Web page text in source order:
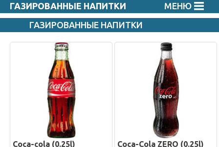
МЕНЮ
ГАЗИРОВАННЫЕ НАПИТКИ
ГАЗИРОВАННЫЕ НАПИТКИ
Coca-cola (0.25l) Coca-Cola ZERO (0.25l)